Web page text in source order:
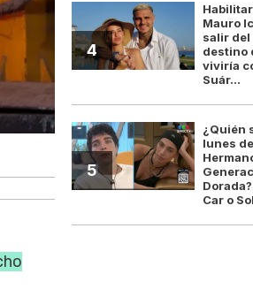
4
Mauro
salir del
destino
viviría
Suár...
5
¿Quién
lunes
Car o